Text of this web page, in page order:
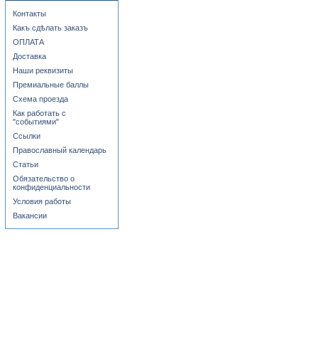
Контакты
Какъ сдѣлать заказъ
ОПЛАТА
Доставка
Наши реквизиты
Премиальные баллы
Схема проезда
Как работать с
"событиями"
Ссылки
Православный календарь
Статьи
Обязательство о
конфиденциальности
Условия работы
Вакансии